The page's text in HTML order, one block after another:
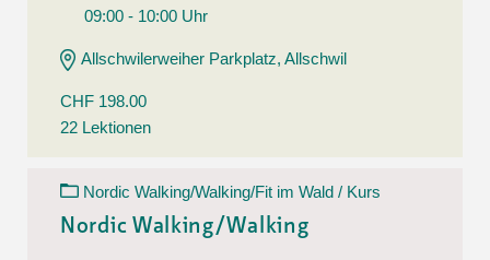
09:00 - 10:00 Uhr
Allschwilerweiher Parkplatz, Allschwil
CHF 198.00
22 Lektionen
Nordic Walking/Walking/Fit im Wald / Kurs
Nordic Walking/Walking